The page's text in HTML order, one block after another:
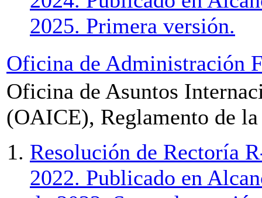
2025. Primera versión.
Oficina de Administración
Oficina de Asuntos
(OAICE), Reglamento de la
Resolución de Rectoría
2022. Publicado en